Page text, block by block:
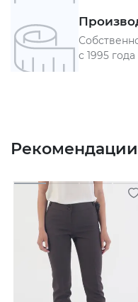
с 1995 года
Рекомендации